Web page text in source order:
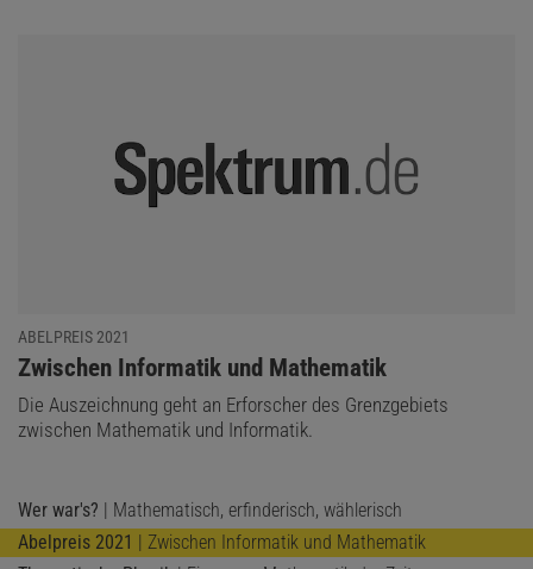
ABELPREIS 2021
:
Zwischen Informatik und Mathematik
Die Auszeichnung geht an Erforscher des Grenzgebiets
zwischen Mathematik und Informatik.
Wer war's? | Mathematisch, erfinderisch, wählerisch
Abelpreis 2021
| Zwischen Informatik und Mathematik